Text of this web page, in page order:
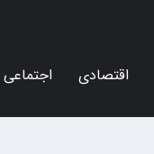
اقتصادی اجتماعی